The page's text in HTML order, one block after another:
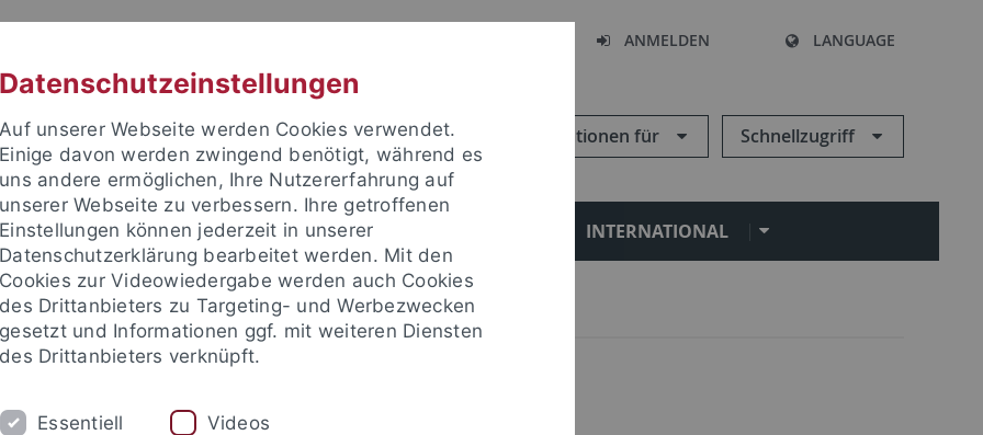
ANMELDEN LANGUAGE
Informationen für Schnellzugriff
FORSCHUNG EINRICHTUNGEN INTERNATIONAL
Datenschutzeinstellungen
Auf unserer Webseite werden Cookies verwendet.
Einige davon werden zwingend benötigt, während es
uns andere ermöglichen, Ihre Nutzererfahrung auf
unserer Webseite zu verbessern. Ihre getroffenen
Einstellungen können jederzeit in unserer
Datenschutzerklärung bearbeitet werden. Mit den
Cookies zur Videowiedergabe werden auch Cookies
des Drittanbieters zu Targeting- und Werbezwecken
gesetzt und Informationen ggf. mit weiteren Diensten
des Drittanbieters verknüpft.
Essentiell Videos